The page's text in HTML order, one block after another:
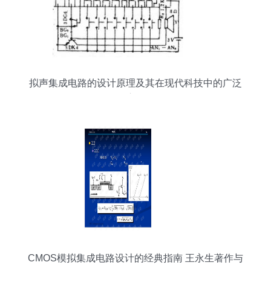
拟声集成电路的设计原理及其在现代科技中的广泛
CMOS模拟集成电路设计的经典指南 王永生著作与